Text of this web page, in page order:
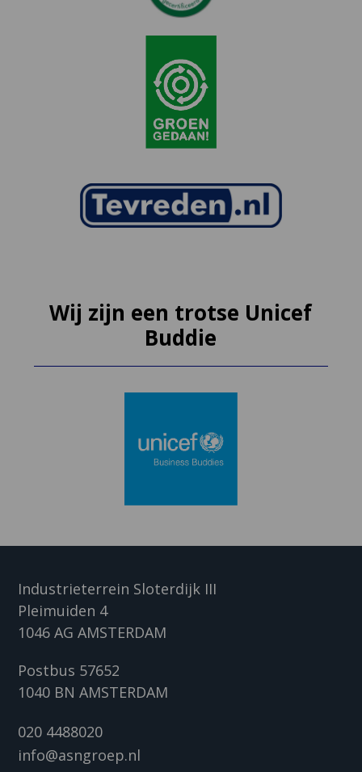
Wij zijn een trotse Unicef
Buddie
Industrieterrein Sloterdijk III
Pleimuiden 4
1046 AG AMSTERDAM
Postbus 57652
1040 BN AMSTERDAM
020 4488020
info@asngroep.nl